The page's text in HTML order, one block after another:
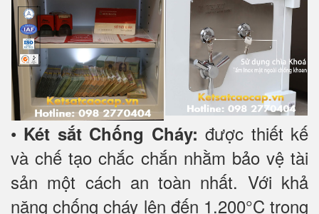
• Két sắt Chống Cháy: được thiết kế
và chế tạo chắc chắn nhằm bảo vệ tài
sản một cách an toàn nhất. Với khả
năng chống cháy lên đến 1.200°C trong